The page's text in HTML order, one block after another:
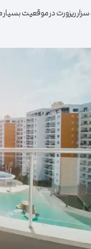
ریزورت در موقعیت